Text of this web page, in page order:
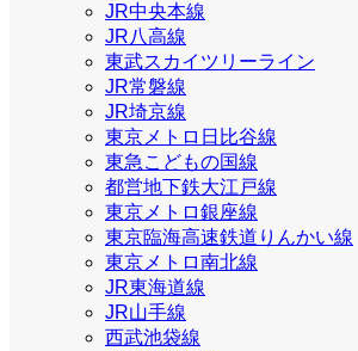
JR中央本線
JR八高線
東武スカイツリーライン
JR常磐線
JR埼京線
東京メトロ日比谷線
東急こどもの国線
都営地下鉄大江戸線
東京メトロ銀座線
東京臨海高速鉄道りんかい線
東京メトロ南北線
JR東海道線
JR山手線
西武池袋線